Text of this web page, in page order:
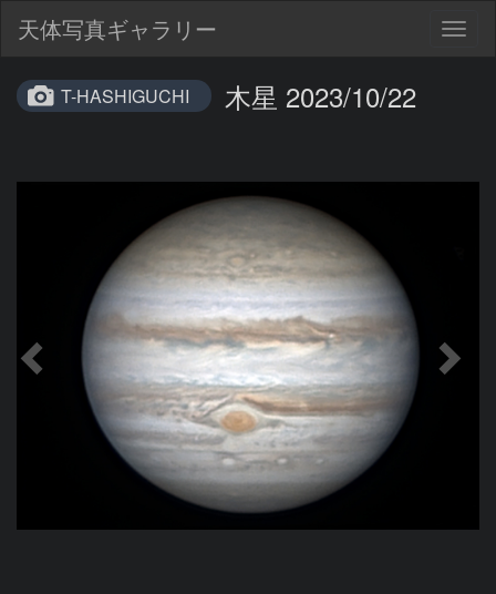
天体写真ギャラリー
T-HASHIGUCHI 木星 2023/10/22